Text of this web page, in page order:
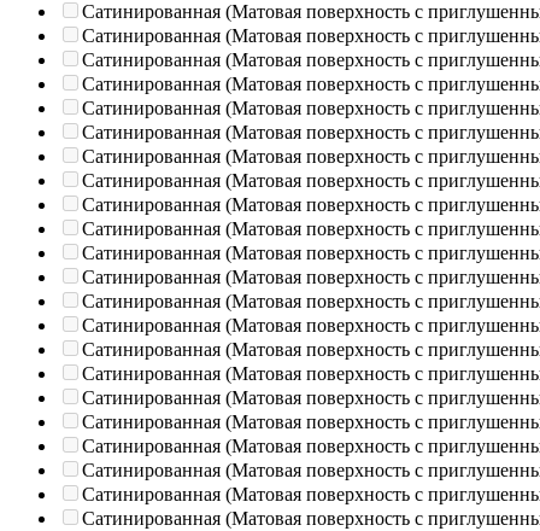
Сатинированная (Матовая поверхность с
Сатинированная (Матовая поверхность с
Сатинированная (Матовая поверхность с
Сатинированная (Матовая поверхность с
Сатинированная (Матовая поверхность с
Сатинированная (Матовая поверхность с
Сатинированная (Матовая поверхность с
Сатинированная (Матовая поверхность с
Сатинированная (Матовая поверхность с
Сатинированная (Матовая поверхность с
Сатинированная (Матовая поверхность с
Сатинированная (Матовая поверхность с
Сатинированная (Матовая поверхность с
Сатинированная (Матовая поверхность с
Сатинированная (Матовая поверхность с
Сатинированная (Матовая поверхность с
Сатинированная (Матовая поверхность с
Сатинированная (Матовая поверхность с
Сатинированная (Матовая поверхность с
Сатинированная (Матовая поверхность с
Сатинированная (Матовая поверхность с
Сатинированная (Матовая поверхность с